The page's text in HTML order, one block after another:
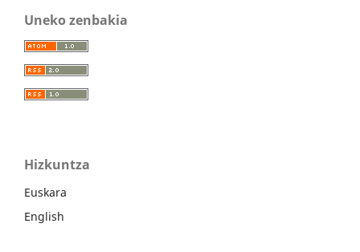
Uneko zenbakia
Hizkuntza
Euskara
English